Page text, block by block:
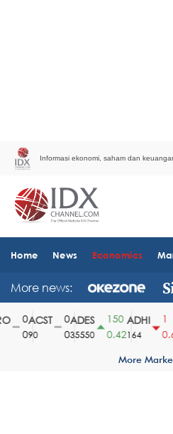
Informasi ekonomi, saham dan
Home News Economics
More news:
ACST
90
ADES
35550
150
0.42
ADHI
164
0.61
More